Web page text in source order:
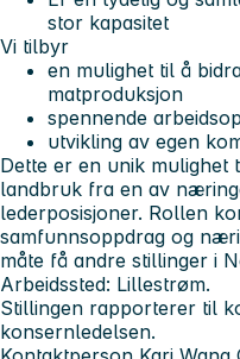
stor kapasitet
Vi tilbyr
en mulighet til å
matproduksjon
spennende
utvikling av egen
Dette er en unik mulighet
landbruk fra en av
lederposisjoner. Rollen
samfunnsoppdrag og
måte få andre stillinger i
Arbeidssted: Lillestrøm.
Stillingen rapporterer til
konsernledelsen.